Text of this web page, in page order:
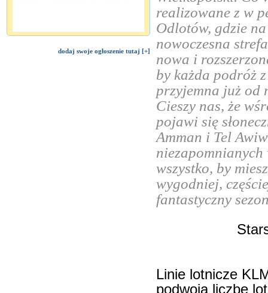
dodaj swoje ogłoszenie tutaj [+]
realizowane z w
Odlotów, gdzie
nowoczesna
nowa i
by każda podróż
przyjemna już od
Cieszy nas, że
pojawi się
Amman i Tel
wszystko, by
wygodniej,
fantastyczny
Linie lotnicze
podwoją liczbę